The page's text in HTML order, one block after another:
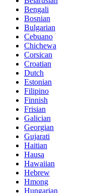
Bengali
Bosnian
Bulgarian
Cebuano
Chichewa
Corsican
Croatian
Dutch
Estonian
Filipino
Finnish
Frisian
Galician
Georgian
Gujarati
Haitian
Hausa
Hawaiian
Hebrew
Hmong
Hungarian